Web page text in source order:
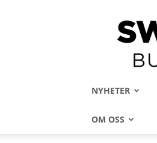
NYHETER
OM OSS